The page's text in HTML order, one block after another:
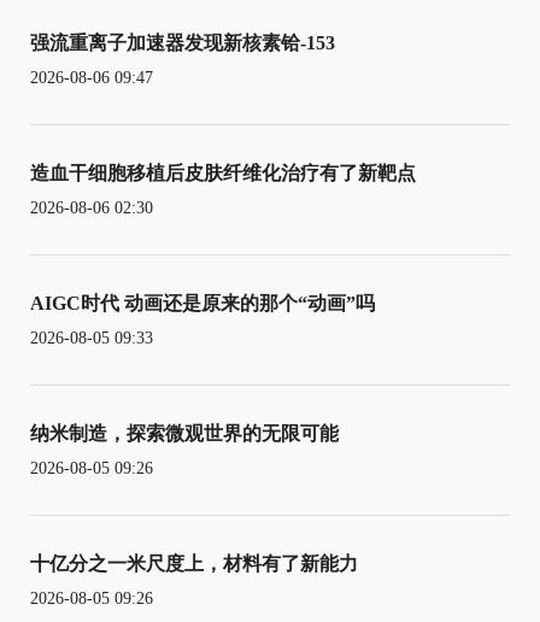
强流重离子加速器发现新核素铪-153
2026-08-06 09:47
造血干细胞移植后皮肤纤维化治疗有了新靶点
2026-08-06 02:30
AIGC时代 动画还是原来的那个“动画”吗
2026-08-05 09:33
纳米制造，探索微观世界的无限可能
2026-08-05 09:26
十亿分之一米尺度上，材料有了新能力
2026-08-05 09:26